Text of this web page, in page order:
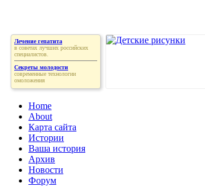
Лечение гепатита
в советах лучших российских
специалистов.
Секреты молодости
современные технологии
омоложения
Home
About
Карта сайта
Истории
Ваша история
Архив
Новости
Форум